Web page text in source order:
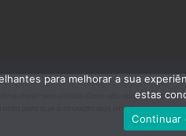
autoral seja violado. Contudo, caso seja
para que a situação seja imediatamente
para melhorar a sua
estas
Continuar